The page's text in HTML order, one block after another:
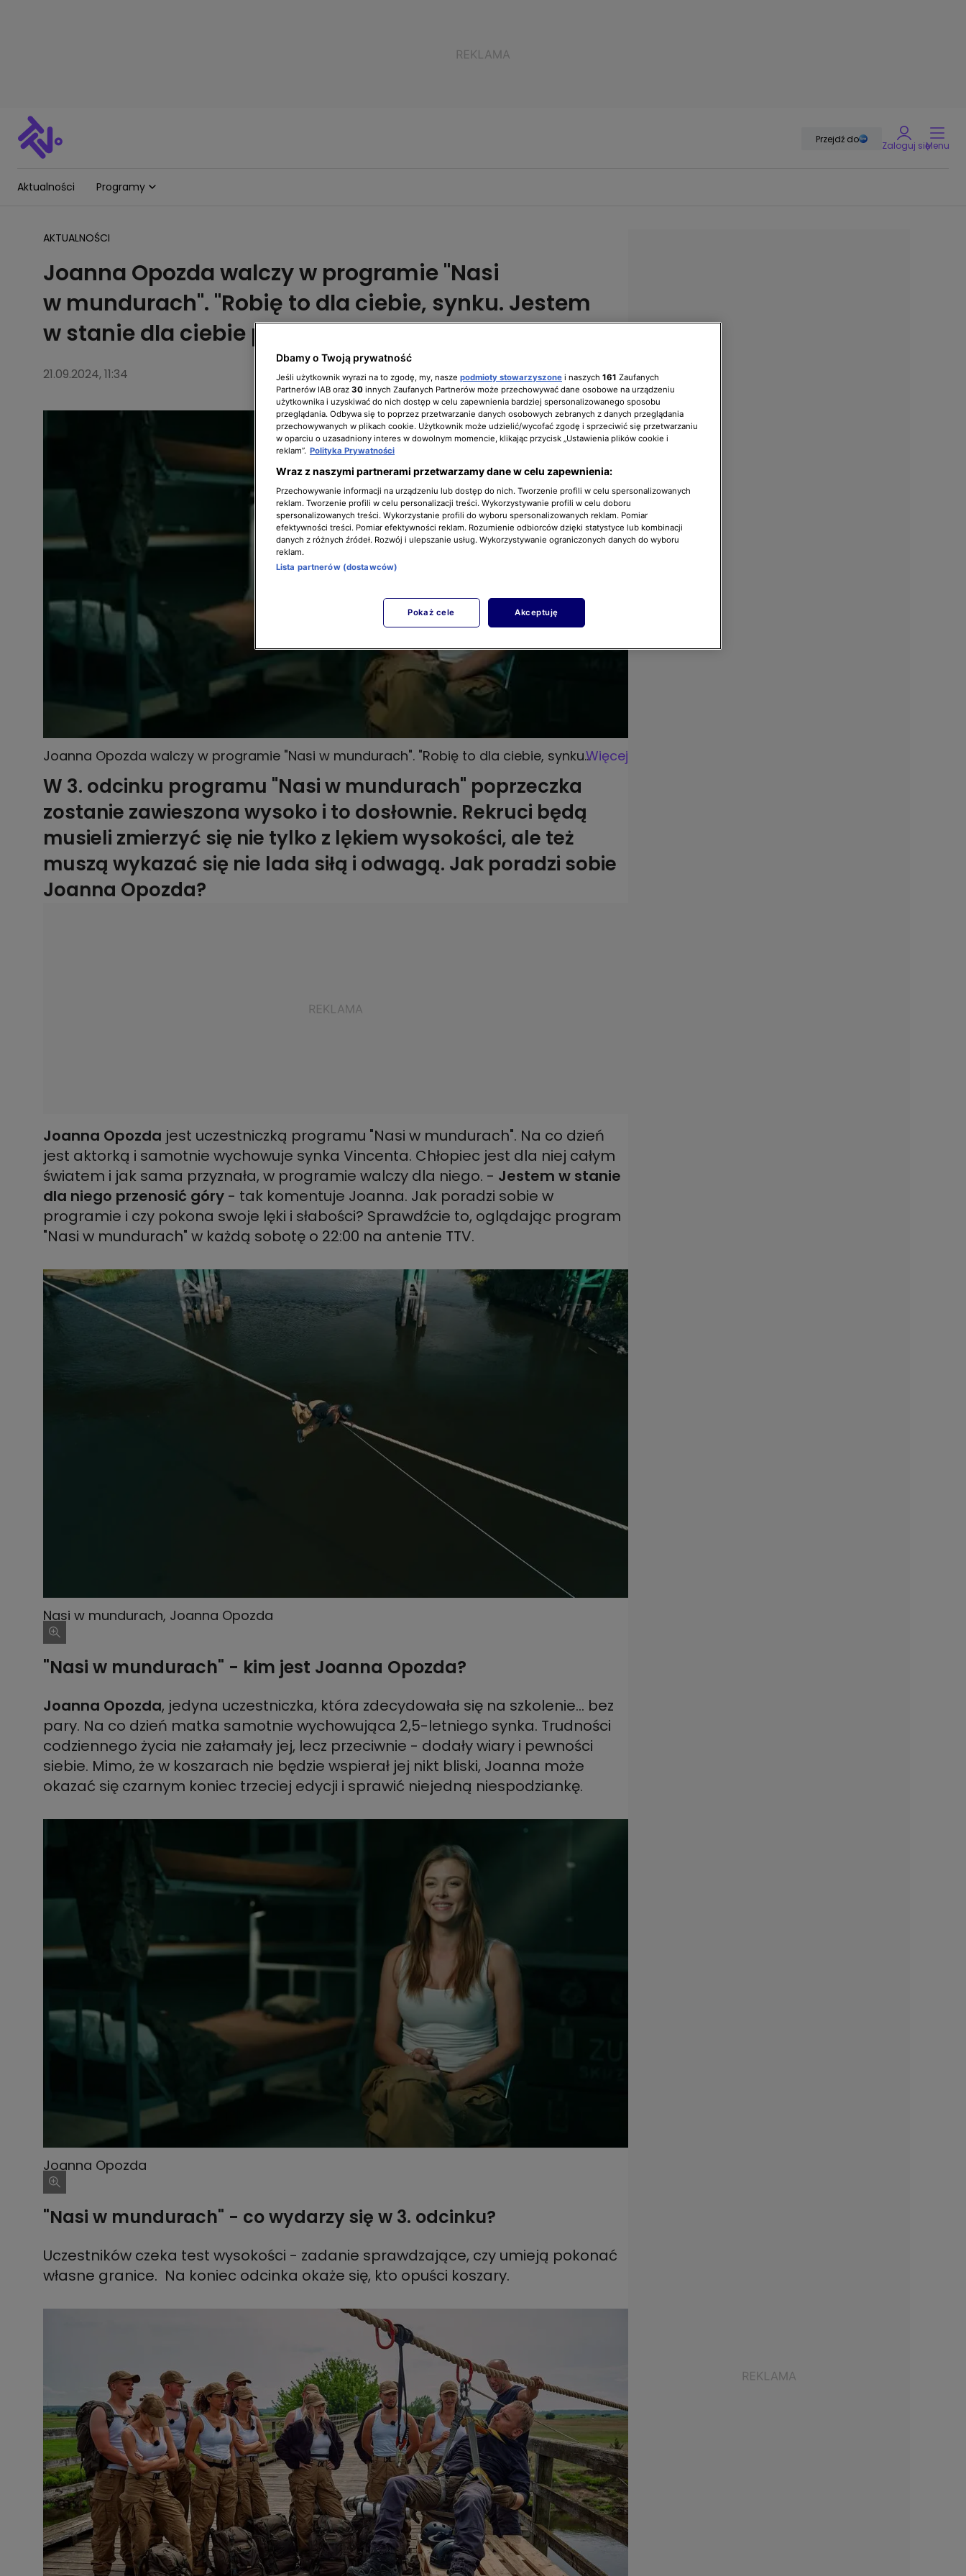
Przejdź do
Zaloguj sięMenu
Aktualności Programy
AKTUALNOŚCI
Joanna Opozda walczy w programie "Nasi
w mundurach". "Robię to dla ciebie, synku. Jestem
w stanie dla ciebie przenosić góry"
21.09.2024, 11:34
Joanna Opozda walczy w programie "Nasi w mundurach". "Robię to dla ciebie, synku.
Jestem w stanie dla ciebie przenosić góry"
Więcej
W 3. odcinku programu "Nasi w mundurach" poprzeczka
zostanie zawieszona wysoko i to dosłownie. Rekruci będą
musieli zmierzyć się nie tylko z lękiem wysokości, ale też
muszą wykazać się nie lada siłą i odwagą. Jak poradzi sobie
Joanna Opozda?
Joanna Opozda jest uczestniczką programu "Nasi w mundurach". Na co dzień
jest aktorką i samotnie wychowuje synka Vincenta. Chłopiec jest dla niej całym
światem i jak sama przyznała, w programie walczy dla niego. - Jestem w stanie
dla niego przenosić góry - tak komentuje Joanna. Jak poradzi sobie w
programie i czy pokona swoje lęki i słabości? Sprawdźcie to, oglądając program
"Nasi w mundurach" w każdą sobotę o 22:00 na antenie TTV.
Nasi w mundurach, Joanna Opozda
"Nasi w mundurach" - kim jest Joanna Opozda?
Joanna Opozda, jedyna uczestniczka, która zdecydowała się na szkolenie... bez
pary. Na co dzień matka samotnie wychowująca 2,5-letniego synka. Trudności
codziennego życia nie załamały jej, lecz przeciwnie - dodały wiary i pewności
siebie. Mimo, że w koszarach nie będzie wspierał jej nikt bliski, Joanna może
okazać się czarnym koniec trzeciej edycji i sprawić niejedną niespodziankę.
Joanna Opozda
"Nasi w mundurach" - co wydarzy się w 3. odcinku?
Uczestników czeka test wysokości - zadanie sprawdzające, czy umieją pokonać
własne granice. Na koniec odcinka okaże się, kto opuści koszary.
Dbamy o Twoją prywatność
Jeśli użytkownik wyrazi na to zgodę, my, nasze podmioty stowarzyszone i naszych 161 Zaufanych
Partnerów IAB oraz 30 innych Zaufanych Partnerów może przechowywać dane osobowe na urządzeniu
użytkownika i uzyskiwać do nich dostęp w celu zapewnienia bardziej spersonalizowanego sposobu
przeglądania. Odbywa się to poprzez przetwarzanie danych osobowych zebranych z danych przeglądania
przechowywanych w plikach cookie. Użytkownik może udzielić/wycofać zgodę i sprzeciwić się przetwarzaniu
w oparciu o uzasadniony interes w dowolnym momencie, klikając przycisk „Ustawienia plików cookie i
reklam”. Polityka Prywatności
Wraz z naszymi partnerami przetwarzamy dane w celu zapewnienia:
Przechowywanie informacji na urządzeniu lub dostęp do nich. Tworzenie profili w celu spersonalizowanych
reklam. Tworzenie profili w celu personalizacji treści. Wykorzystywanie profili w celu doboru
spersonalizowanych treści. Wykorzystanie profili do wyboru spersonalizowanych reklam. Pomiar
efektywności treści. Pomiar efektywności reklam. Rozumienie odbiorców dzięki statystyce lub kombinacji
danych z różnych źródeł. Rozwój i ulepszanie usług. Wykorzystywanie ograniczonych danych do wyboru
reklam.
Lista partnerów (dostawców)
Pokaż cele Akceptuję